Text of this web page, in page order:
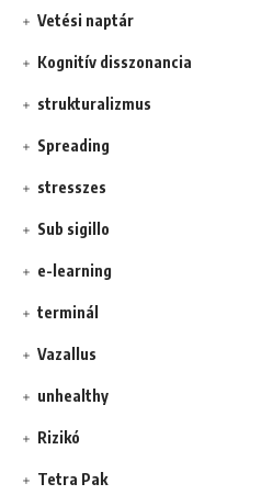
Vetési naptár
Kognitív disszonancia
strukturalizmus
Spreading
stresszes
Sub sigillo
e-learning
terminál
Vazallus
unhealthy
Rizikó
Tetra Pak